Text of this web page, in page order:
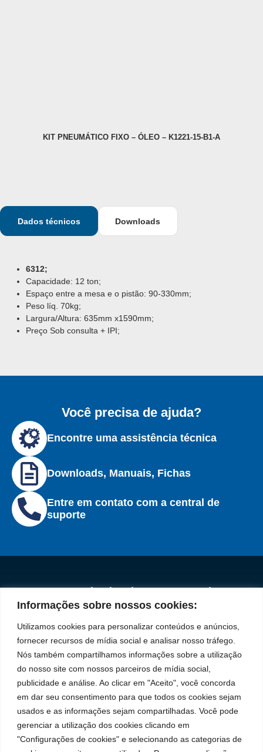
Informações sobre nossos cookies:
Utilizamos cookies para personalizar conteúdos e anúncios,
fornecer recursos de mídia social e analisar nosso tráfego.
Nós também compartilhamos informações sobre a utilização
do nosso site com nossos parceiros de mídia social,
publicidade e análise. Ao clicar em "Aceito", você concorda
em dar seu consentimento para que todos os cookies sejam
usados e as informações sejam compartilhadas. Você pode
gerenciar a utilização dos cookies clicando em
"Configurações de cookies" e selecionando as categorias de
KIT PNEUMÁTICO FIXO – ÓLEO – K1221-15-B1-A
Dados técnicos Downloads
6312;
Capacidade: 12 ton;
Espaço entre a mesa e o pistão: 90-330mm;
Peso líq. 70kg;
Largura/Altura: 635mm x1590mm;
Preço Sob consulta + IPI;
Você precisa de ajuda?
Encontre uma assistência técnica
Downloads, Manuais, Fichas
Entre em contato com a central de
suporte
líder
em
fabricação
de
equipamentos
para
lubrificação
e
Privacidade
de
Cookies
Institucional
Produtos
Assistências
Seja um
Trabalhe
Localização
Rua Tiradentes,
931 – Anexo
Anita Franchini,
50/96
Bairro: Santa
Terezinha
São Bernardo
Conosco
5050
Redes
Sociais
Youtube
Instagram